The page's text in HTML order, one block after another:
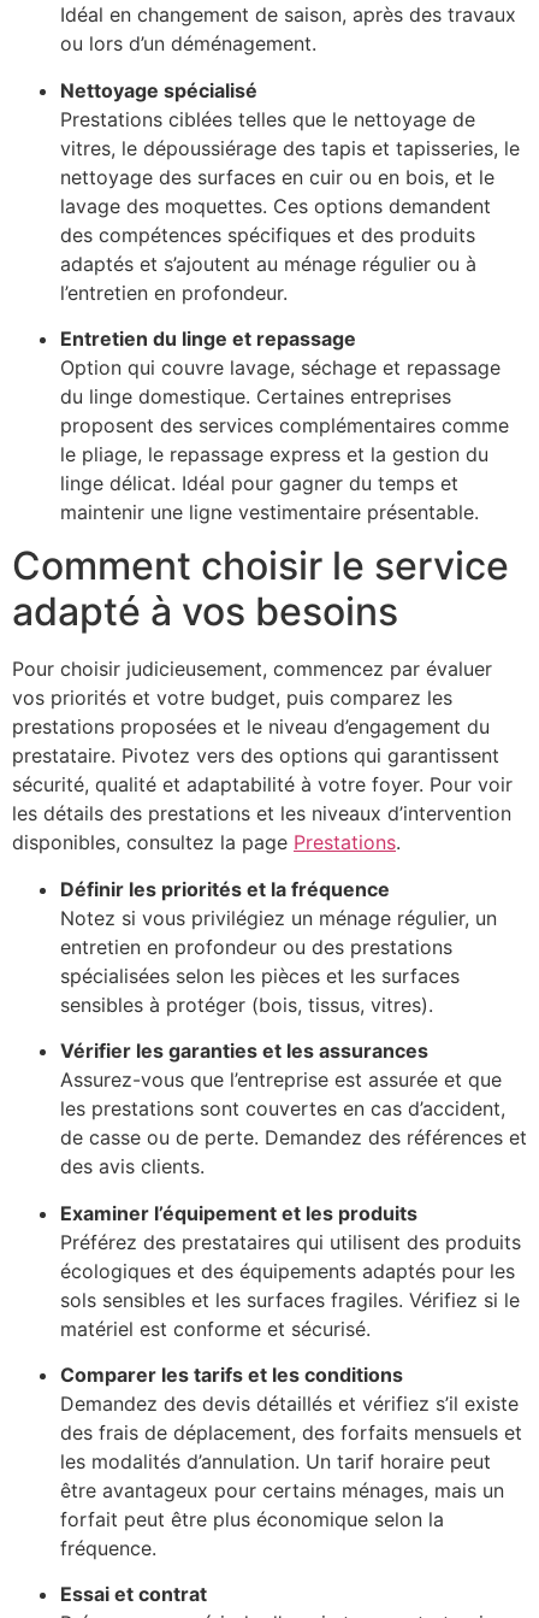
Idéal en changement de saison, après des travaux
ou lors d’un déménagement.
Nettoyage spécialisé
Prestations ciblées telles que le nettoyage de
vitres, le dépoussiérage des tapis et tapisseries, le
nettoyage des surfaces en cuir ou en bois, et le
lavage des moquettes. Ces options demandent
des compétences spécifiques et des produits
adaptés et s’ajoutent au ménage régulier ou à
l’entretien en profondeur.
Entretien du linge et repassage
Option qui couvre lavage, séchage et repassage
du linge domestique. Certaines entreprises
proposent des services complémentaires comme
le pliage, le repassage express et la gestion du
linge délicat. Idéal pour gagner du temps et
maintenir une ligne vestimentaire présentable.
Comment choisir le service
adapté à vos besoins
Pour choisir judicieusement, commencez par évaluer
vos priorités et votre budget, puis comparez les
prestations proposées et le niveau d’engagement du
prestataire. Pivotez vers des options qui garantissent
sécurité, qualité et adaptabilité à votre foyer. Pour voir
les détails des prestations et les niveaux d’intervention
disponibles, consultez la page Prestations.
Définir les priorités et la fréquence
Notez si vous privilégiez un ménage régulier, un
entretien en profondeur ou des prestations
spécialisées selon les pièces et les surfaces
sensibles à protéger (bois, tissus, vitres).
Vérifier les garanties et les assurances
Assurez-vous que l’entreprise est assurée et que
les prestations sont couvertes en cas d’accident,
de casse ou de perte. Demandez des références et
des avis clients.
Examiner l’équipement et les produits
Préférez des prestataires qui utilisent des produits
écologiques et des équipements adaptés pour les
sols sensibles et les surfaces fragiles. Vérifiez si le
matériel est conforme et sécurisé.
Comparer les tarifs et les conditions
Demandez des devis détaillés et vérifiez s’il existe
des frais de déplacement, des forfaits mensuels et
les modalités d’annulation. Un tarif horaire peut
être avantageux pour certains ménages, mais un
forfait peut être plus économique selon la
fréquence.
Essai et contrat